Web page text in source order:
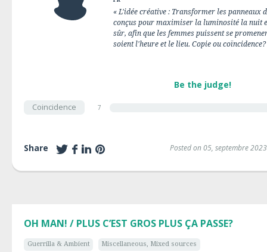
« L'idée créative : Transformer les panneaux
conçus pour maximiser la luminosité la nuit
sûr, afin que les femmes puissent se
soient l'heure et le lieu. Copie ou
Be the judge!
Coincidence 7
Share Posted on 05, septembre 2023
OH MAN! / PLUS C’EST GROS PLUS ÇA PASSE?
Guerrilla & Ambient Miscellaneous, Mixed sources